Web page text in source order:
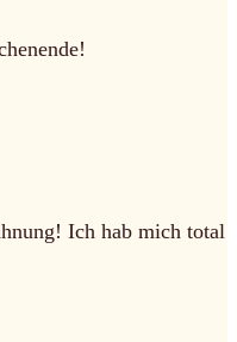
Ich hab mich total